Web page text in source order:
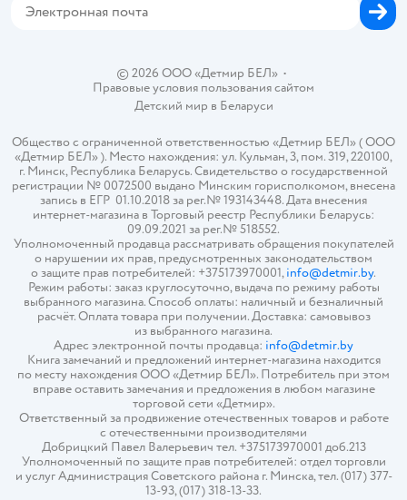
© 2026 ООО «Детмир БЕЛ»•
Правовые условия пользования сайтом
Детский мир в Беларуси
Общество с ограниченной ответственностью «Детмир БЕЛ» ( ООО
«Детмир БЕЛ» ). Место нахождения: ул. Кульман, 3, пом. 319, 220100,
г. Минск, Республика Беларусь. Свидетельство о государственной
регистрации № 0072500 выдано Минским горисполкомом, внесена
запись в ЕГР 01.10.2018 за рег.№ 193143448. Дата внесения
интернет-магазина в Торговый реестр Республики Беларусь:
09.09.2021 за рег.№ 518552.
Уполномоченный продавца рассматривать обращения покупателей
о нарушении их прав, предусмотренных законодательством
о защите прав потребителей: +375173970001,info@detmir.by.
Режим работы: заказ круглосуточно, выдача по режиму работы
выбранного магазина. Способ оплаты: наличный и безналичный
расчёт. Оплата товара при получении. Доставка: самовывоз
из выбранного магазина.
Адрес электронной почты продавца: info@detmir.by
Книга замечаний и предложений интернет-магазина находится
по месту нахождения ООО «Детмир БЕЛ». Потребитель при этом
вправе оставить замечания и предложения в любом магазине
торговой сети «Детмир».
Ответственный за продвижение отечественных товаров и работе
с отечественными производителями
Добрицкий Павел Валерьевич тел. +375173970001 доб.213
Уполномоченный по защите прав потребителей: отдел торговли
и услуг Администрация Советского района г. Минска, тел. (017) 377-
13-93, (017) 318-13-33.